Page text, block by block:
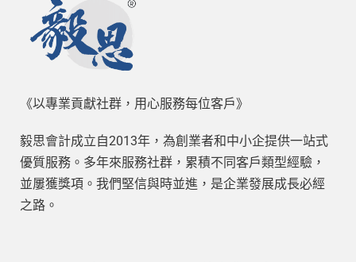
《以專業貢獻社群，用心服務每位客戶》
毅思會計成立自2013年，為創業者和中小企提供一站式
優質服務。多年來服務社群，累積不同客戶類型經驗，
並屢獲獎項。我們堅信與時並進，是企業發展成長必經
之路。